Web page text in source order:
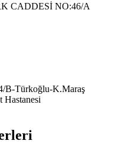
CADDESİ NO:46/A
B-Türkoğlu-K.Maraş
Hastanesi